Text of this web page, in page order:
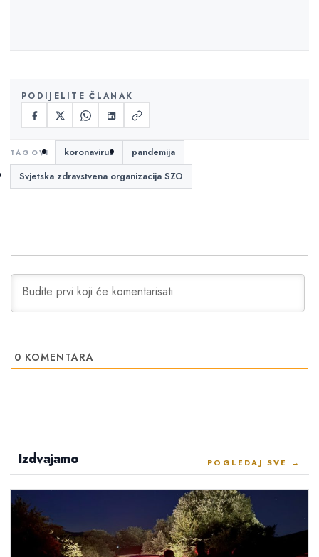
PODIJELITE ČLANAK
koronavirus
pandemija
Svjetska zdravstvena organizacija SZO
0 KOMENTARA
Izdvajamo POGLEDAJ SVE →